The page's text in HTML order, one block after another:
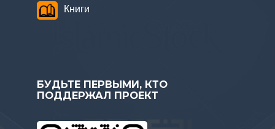
Книги
БУДЬТЕ ПЕРВЫМИ, КТО
ПОДДЕРЖАЛ ПРОЕКТ